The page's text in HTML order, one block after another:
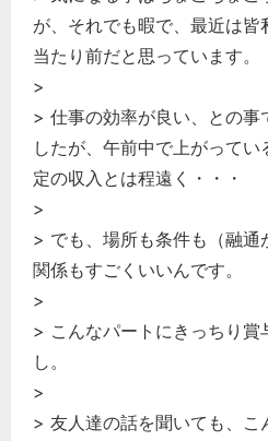
が、それでも暇で、最近は
当たり前だと思っています。
>
> 仕事の効率が良い、との事
したが、午前中で上がって
定の収入とは程遠く・・・
>
> でも、場所も条件も（融通
関係もすごくいいんです。
>
> こんなパートにきっちり賞
し。
>
> 友人達の話を聞いても、こ